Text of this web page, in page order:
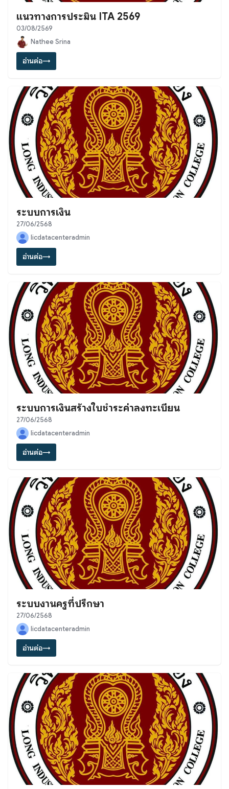
แนวทางการประมิน ITA 2569
03/08/2569
Nathee Srina
อ่านต่อ→
ระบบการเงิน
27/06/2568
licdatacenteradmin
อ่านต่อ→
ระบบการเงินสร้างใบชำระค่าลงทะเบียน
27/06/2568
licdatacenteradmin
อ่านต่อ→
ระบบงานครูที่ปรึกษา
27/06/2568
licdatacenteradmin
อ่านต่อ→